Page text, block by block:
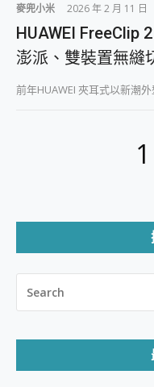
麥兜小米 2026 年 2 月 11 日
HUAWEI FreeClip
澎派、雙裝置無縫
前年HUAWEI 夾耳式以新潮
頁
1
FOR: